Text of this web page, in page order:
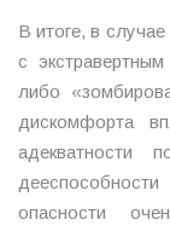
В итоге, в
с
либо
дискомфорта
адекватности
опасности